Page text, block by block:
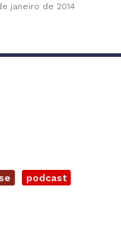
janeiro de 2014
podcast